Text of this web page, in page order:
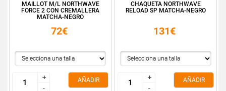
MAILLOT M/L NORTHWAVE
FORCE 2 CON CREMALLERA
MATCHA-NEGRO
72€
+
-
+
-
AÑADIR
CHAQUETA NORTHWAVE
RELOAD SP MATCHA-NEGRO
131€
+
-
+
-
AÑADIR